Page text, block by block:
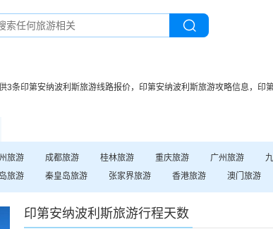
3条印第安纳波利斯旅游线路报价， 印第安纳波利斯旅游攻略信息， 印
旅游 成都旅游 桂林旅游 重庆旅游 广州旅游
旅游 秦皇岛旅游 张家界旅游 香港旅游 澳门 旅游
印第安纳波利斯旅游行程天数